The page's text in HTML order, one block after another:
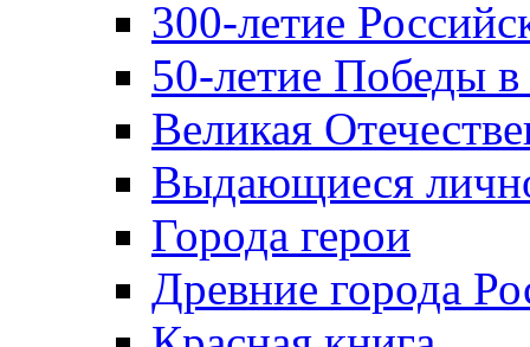
300-летие
50-летие Победы
Великая
Выдающиеся
Города герои
Древние города